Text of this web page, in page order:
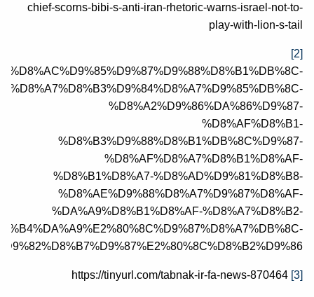
chief-scorns-bibi-s-anti-iran-rhetoric-warns-israel-not-to-
play-with-lion-s-tail
[2]
%D8%AC%D9%85%D9%87%D9%88%D8%B1%DB%8C-
%D8%A7%D8%B3%D9%84%D8%A7%D9%85%DB%8C-
%D8%A2%D9%86%DA%86%D9%87-
%D8%AF%D8%B1-
%D8%B3%D9%88%D8%B1%DB%8C%D9%87-
%D8%AF%D8%A7%D8%B1%D8%AF-
%D8%B1%D8%A7-%D8%AD%D9%81%D8%B8-
%D8%AE%D9%88%D8%A7%D9%87%D8%AF-
%DA%A9%D8%B1%D8%AF-%D8%A7%D8%B2-
[3]